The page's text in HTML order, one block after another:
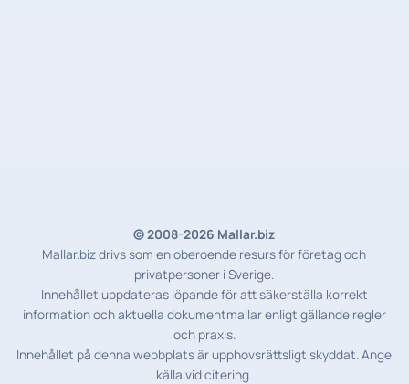
© 2008-2026 Mallar.biz
Mallar.biz drivs som en oberoende resurs för företag och
privatpersoner i Sverige.
Innehållet uppdateras löpande för att säkerställa korrekt
information och aktuella dokumentmallar enligt gällande regler
och praxis.
Innehållet på denna webbplats är upphovsrättsligt skyddat. Ange
källa vid citering.